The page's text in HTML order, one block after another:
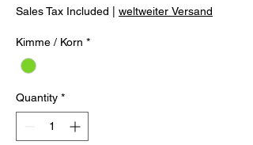
Sales Tax Included weltweiter Versand
Kimme / Korn *
Quantity *